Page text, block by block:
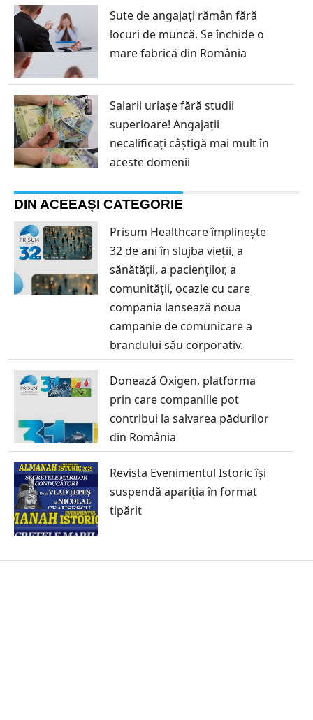
Sute de angajați rămân fără
locuri de muncă. Se închide o
mare fabrică din România
Salarii uriașe fără studii
superioare! Angajații
necalificați câștigă mai mult în
aceste domenii
DIN ACEEAȘI CATEGORIE
Prisum Healthcare împlinește
32 de ani în slujba vieții, a
sănătății, a pacienților, a
comunității, ocazie cu care
compania lansează noua
campanie de comunicare a
brandului său corporativ.
Donează Oxigen, platforma
prin care companiile pot
contribui la salvarea pădurilor
din România
Revista Evenimentul Istoric își
suspendă apariția în format
tipărit